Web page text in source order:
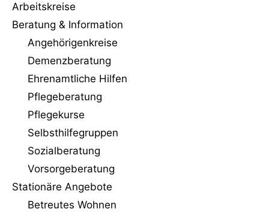
Arbeitskreise
Beratung & Information
Angehörigenkreise
Demenzberatung
Ehrenamtliche Hilfen
Pflegeberatung
Pflegekurse
Selbsthilfegruppen
Sozialberatung
Vorsorgeberatung
Stationäre Angebote
Betreutes Wohnen